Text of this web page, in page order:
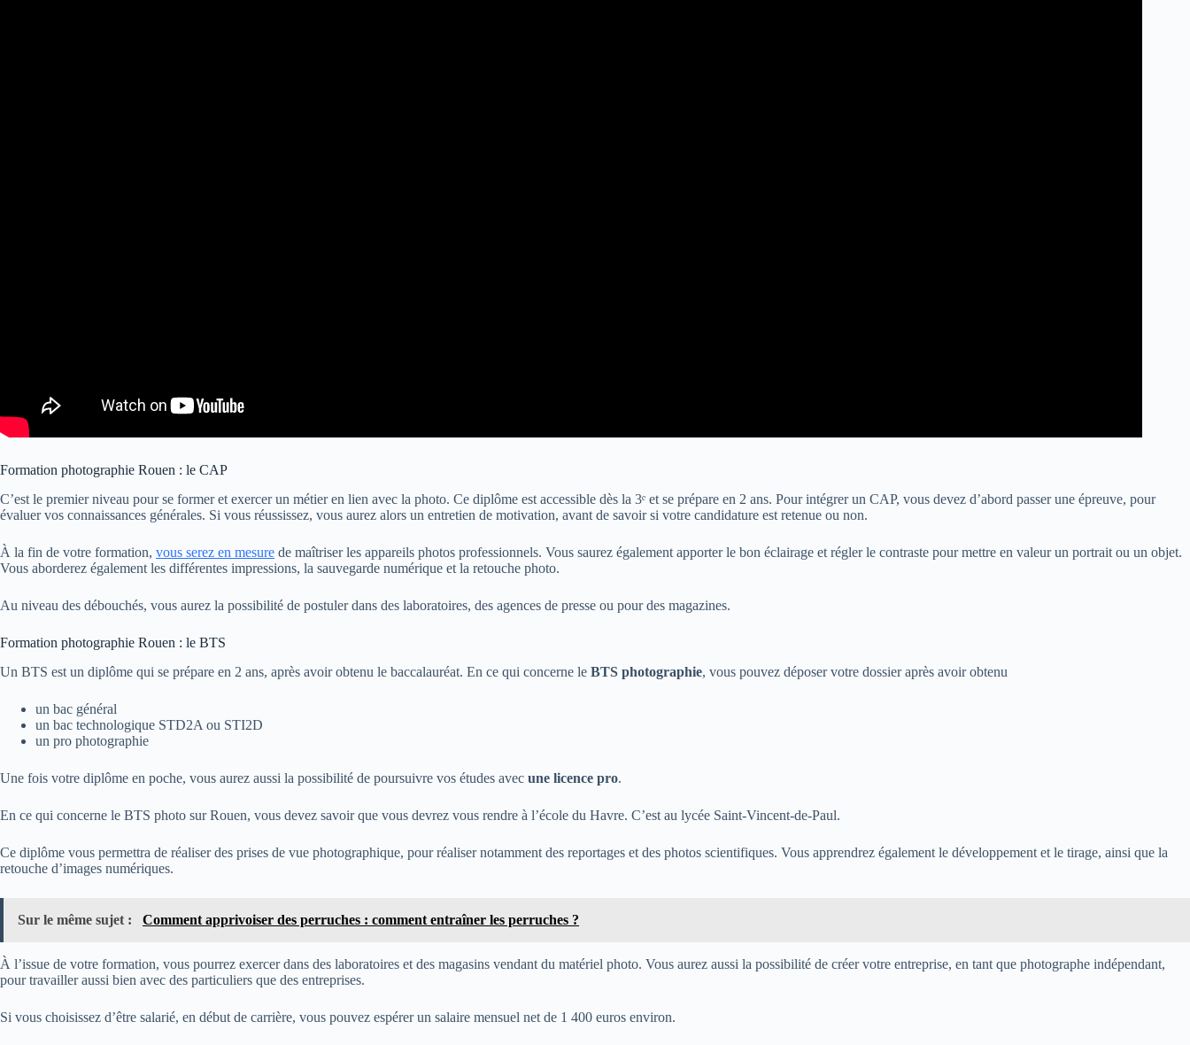
Formation photographie Rouen : le CAP
C’est le premier niveau pour se former et exercer un métier en lien avec la photo. Ce diplôme est accessible dès la 3ᵉ et se prépare en 2 ans. Pour intégrer un CAP, vous devez d’abord passer une épreuve, pour
évaluer vos connaissances générales. Si vous réussissez, vous aurez alors un entretien de motivation, avant de savoir si votre candidature est retenue ou non.
À la fin de votre formation, vous serez en mesure de maîtriser les appareils photos professionnels. Vous saurez également apporter le bon éclairage et régler le contraste pour mettre en valeur un portrait ou un objet.
Vous aborderez également les différentes impressions, la sauvegarde numérique et la retouche photo.
Au niveau des débouchés, vous aurez la possibilité de postuler dans des laboratoires, des agences de presse ou pour des magazines.
Formation photographie Rouen : le BTS
Un BTS est un diplôme qui se prépare en 2 ans, après avoir obtenu le baccalauréat. En ce qui concerne le BTS photographie, vous pouvez déposer votre dossier après avoir obtenu
un bac général
un bac technologique STD2A ou STI2D
un pro photographie
Une fois votre diplôme en poche, vous aurez aussi la possibilité de poursuivre vos études avec une licence pro.
En ce qui concerne le BTS photo sur Rouen, vous devez savoir que vous devrez vous rendre à l’école du Havre. C’est au lycée Saint-Vincent-de-Paul.
Ce diplôme vous permettra de réaliser des prises de vue photographique, pour réaliser notamment des reportages et des photos scientifiques. Vous apprendrez également le développement et le tirage, ainsi que la
retouche d’images numériques.
Sur le même sujet : Comment apprivoiser des perruches : comment entraîner les perruches ?
À l’issue de votre formation, vous pourrez exercer dans des laboratoires et des magasins vendant du matériel photo. Vous aurez aussi la possibilité de créer votre entreprise, en tant que photographe indépendant,
pour travailler aussi bien avec des particuliers que des entreprises.
Si vous choisissez d’être salarié, en début de carrière, vous pouvez espérer un salaire mensuel net de 1 400 euros environ.